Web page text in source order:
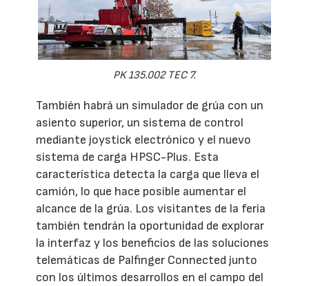
PK 135.002 TEC 7.
También habrá un simulador de grúa con un
asiento superior, un sistema de control
mediante joystick electrónico y el nuevo
sistema de carga HPSC-Plus. Esta
característica detecta la carga que lleva el
camión, lo que hace posible aumentar el
alcance de la grúa. Los visitantes de la feria
también tendrán la oportunidad de explorar
la interfaz y los beneficios de las soluciones
telemáticas de Palfinger Connected junto
con los últimos desarrollos en el campo del